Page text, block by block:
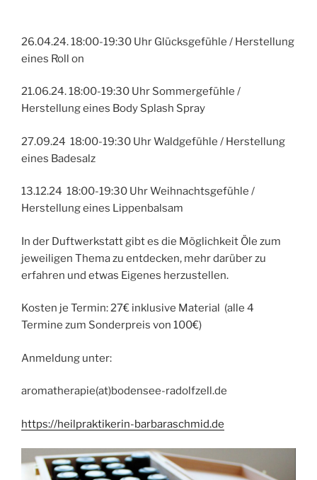
26.04.24. 18:00-19:30 Uhr Glücksgefühle / Herstellung
eines Roll on
21.06.24. 18:00-19:30 Uhr Sommergefühle /
Herstellung eines Body Splash Spray
27.09.24 18:00-19:30 Uhr Waldgefühle / Herstellung
eines Badesalz
13.12.24 18:00-19:30 Uhr Weihnachtsgefühle /
Herstellung eines Lippenbalsam
In der Duftwerkstatt gibt es die Möglichkeit Öle zum
jeweiligen Thema zu entdecken, mehr darüber zu
erfahren und etwas Eigenes herzustellen.
Kosten je Termin: 27€ inklusive Material (alle 4
Termine zum Sonderpreis von 100€)
Anmeldung unter:
aromatherapie(at)bodensee-radolfzell.de
https://heilpraktikerin-barbaraschmid.de